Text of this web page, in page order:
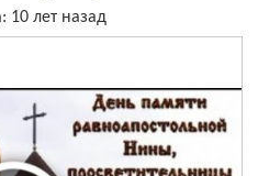
10 лет назад